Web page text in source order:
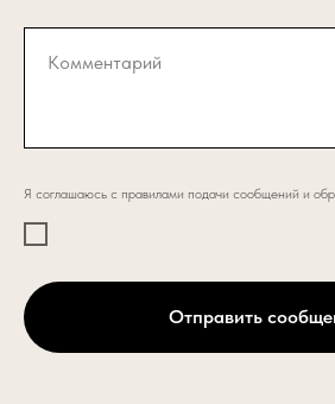
Комментарий
Я соглашаюсь с правилами подачи сообщений и
Отправить